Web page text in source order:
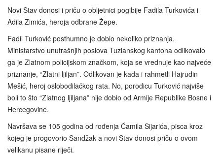
Novi Stav donosi i priču o obljetnici pogibije Fadila Turkovića i
Adila Zimića, heroja odbrane Žepe.
Fadil Turković posthumno je dobio nekoliko priznanja.
Ministarstvo unutrašnjih poslova Tuzlanskog kantona odlikovalo
ga je Zlatnom policijskom značkom, koja se vrednuje kao najveće
priznanje, “Zlatni ljiljan”. Odlikovan je kada i rahmetli Hajrudin
Mešić, heroj oslobodilačkog rata. No, porodicu Turković najviše
boli to što “Zlatnog ljiljana” nije dobio od Armije Republike Bosne i
Hercegovine.
Navršava se 105 godina od rođenja Ćamila Sijarića, pisca kroz
kojeg je progovorio Sandžak a novi Stav donosi priču o ovom
velikanu pisane riječi.